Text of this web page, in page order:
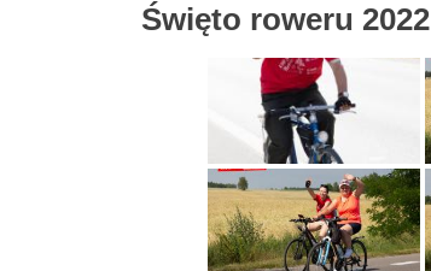
Święto roweru 2022